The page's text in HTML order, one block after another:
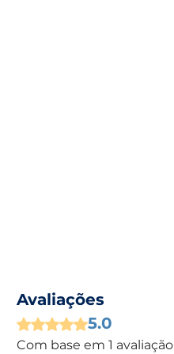
Avaliações
Rated 5 out of 5 stars.
5.0
Com base em 1 avaliação